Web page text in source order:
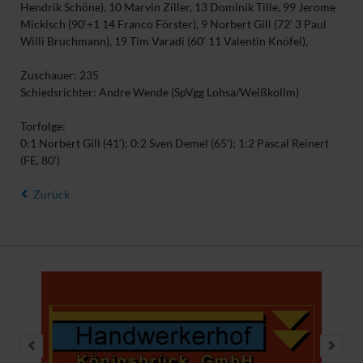
Hendrik Schöne), 10 Marvin Ziller, 13 Dominik Tille, 99 Jerome
Mickisch (90‘+1 14 Franco Förster), 9 Norbert Gill (72‘ 3 Paul
Willi Bruchmann), 19 Tim Varadi (60‘ 11 Valentin Knöfel),
Zuschauer: 235
Schiedsrichter: Andre Wende (SpVgg Lohsa/Weißkollm)
Torfolge:
0:1 Norbert Gill (41‘); 0:2 Sven Demel (65‘); 1:2 Pascal Reinert
(FE, 80‘)
Zurück